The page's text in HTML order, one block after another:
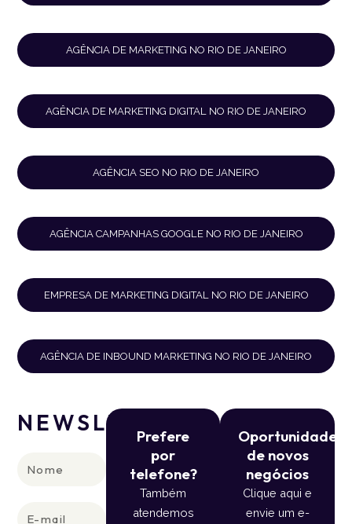
AGÊNCIA DE MARKETING NO RIO DE JANEIRO
AGÊNCIA DE MARKETING DIGITAL NO RIO DE JANEIRO
AGÊNCIA SEO NO RIO DE JANEIRO
AGÊNCIA CAMPANHAS GOOGLE NO RIO DE JANEIRO
EMPRESA DE MARKETING DIGITAL NO RIO DE JANEIRO
AGÊNCIA DE INBOUND MARKETING NO RIO DE JANEIRO
NEWSLETTER
Prefere
por
telefone?
Também
atendemos
Oportunidade
de novos
negócios
Clique aqui e
envie um e-